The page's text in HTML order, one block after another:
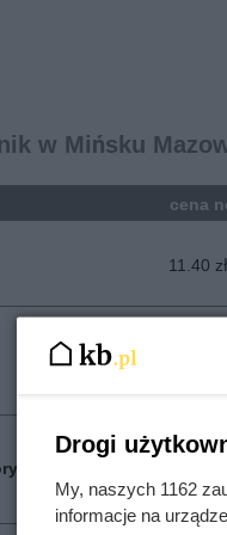
w Mińsku
cena
11.40
Drogi
My, naszych 1162
informacje na